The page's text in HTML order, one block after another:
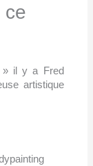
ce
» il y a Fred
artistique